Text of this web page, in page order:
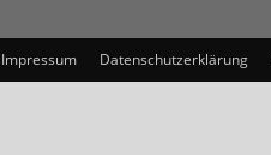
Impressum Datenschutzerklärung